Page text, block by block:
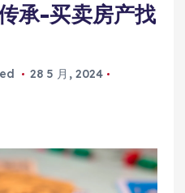
承-买卖房产找
28 5 月, 2024